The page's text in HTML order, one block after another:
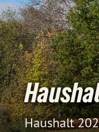
Haushalt